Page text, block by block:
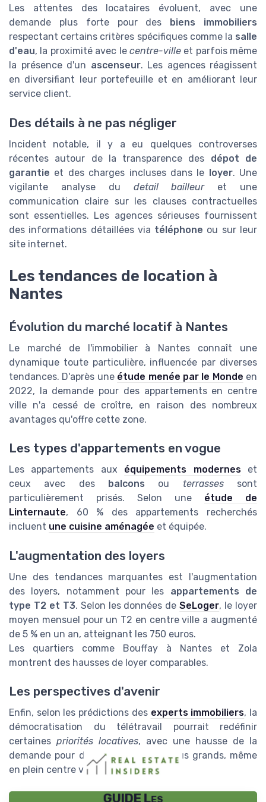
Les attentes des locataires évoluent, avec une
demande plus forte pour des
biens immobiliers
respectant certains critères spécifiques comme la salle
d'eau, la proximité avec le centre-villeet parfois même
la présence d'un ascenseur. Les agences réagissent
en diversifiant leur portefeuille et en améliorant leur
service client.
Des détails à ne pas négliger
Incident notable, il y a eu quelques controverses
récentes autour de la transparence des dépot de
garantie et des charges incluses dans le loyer. Une
vigilante analyse du detail bailleuret une
communication claire sur les clauses contractuelles
sont essentielles. Les agences sérieuses fournissent
des informations détaillées via téléphone ou sur leur
site internet.
Les tendances de location à
Nantes
Évolution du marché locatif à Nantes
Le marché de l'immobilier à Nantes connaît une
dynamique toute particulière, influencée par diverses
tendances. D'après une étude menée par le Monde en
2022, la demande pour des appartements en centre
ville n'a cessé de croître, en raison des nombreux
avantages qu'offre cette zone.
Les types d'appartements en vogue
Les appartements aux équipements moderneset
ceux avec des
balcons ou terrassessont
particulièrement prisés. Selon une étude de
Linternaute, 60 % des appartements recherchés
incluent une cuisine aménagée et équipée.
L'augmentation des loyers
Une des tendances marquantes est l'augmentation
des loyers, notamment pour les appartements de
type T2 et T3. Selon les données deSeLoger, le loyer
moyen mensuel pour un T2 en centre ville a augmenté
de 5 % en un an, atteignant les 750 euros.
Les quartiers comme Bouffay à Nantes et Zola
montrent des hausses de loyer comparables.
Les perspectives d'avenir
Enfin, selon les prédictions des experts immobiliers, la
démocratisation du télétravail pourrait redéfinir
certaines priorités locatives, avec une hausse de la
demande pour des espaces de vie plus grands, même
en plein centre ville.
GUIDE Les